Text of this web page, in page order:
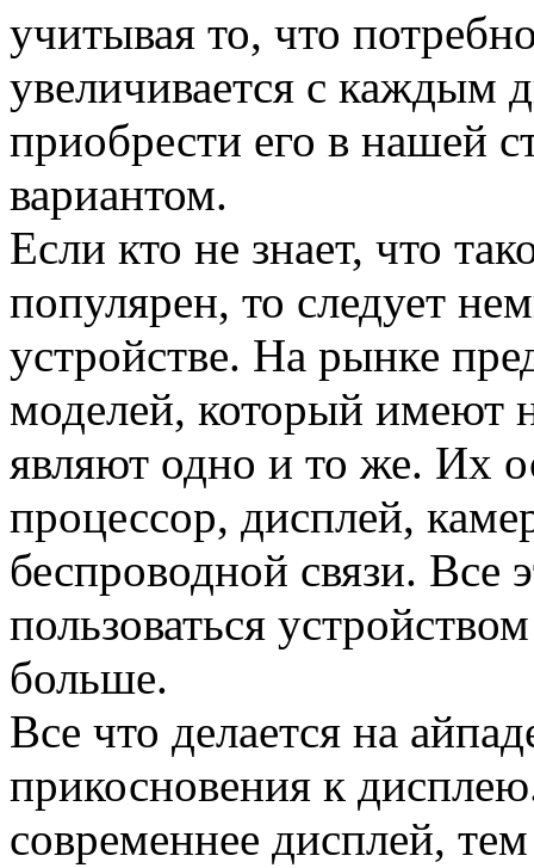
учитывая то, что
увеличивается с каждым
приобрести его в нашей
вариантом.
Если кто не знает, что
популярен, то следует
устройстве. На рынке
моделей, который имеют
являют одно и то же. Их
процессор, дисплей,
беспроводной связи. Все
пользоваться
больше.
Все что делается на
прикосновения к
современнее дисплей,